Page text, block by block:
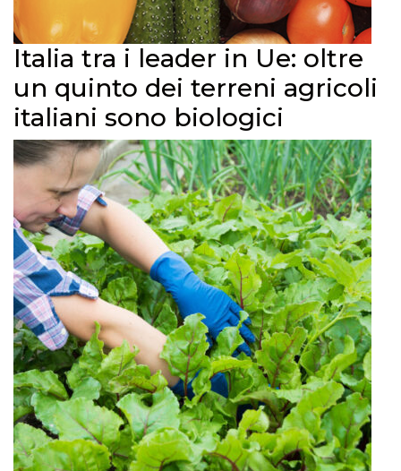
Italia tra i leader in Ue: oltre
un quinto dei terreni agricoli
italiani sono biologici